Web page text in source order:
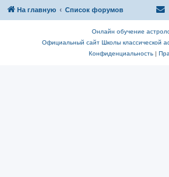
На главную Список форумов
Онлайн обучение
Официальный сайт Школы классической
Конфиденциальность|